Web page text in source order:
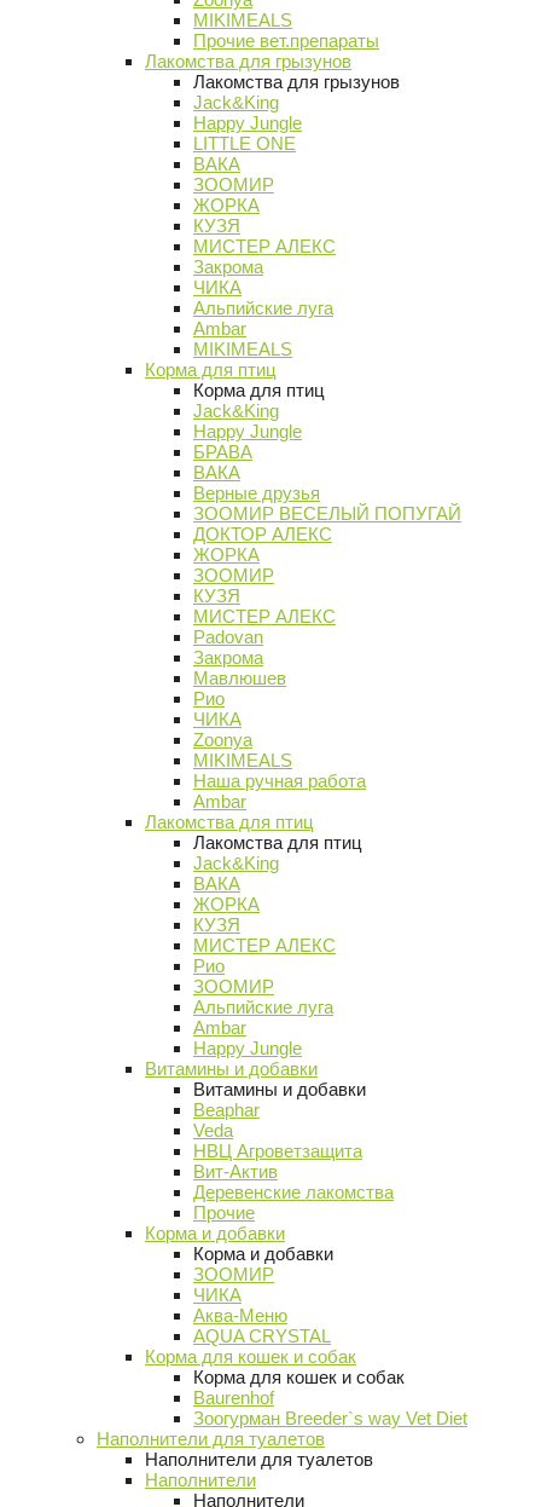
MIKIMEALS
Прочие вет.препараты
Лакомства для грызунов
Лакомства для грызунов
Jack&King
Happy Jungle
LITTLE ONE
ВАКА
ЗООМИР
ЖОРКА
КУЗЯ
МИСТЕР АЛЕКС
Закрома
ЧИКА
Альпийские луга
Ambar
MIKIMEALS
Корма для птиц
Корма для птиц
Jack&King
Happy Jungle
БРАВА
ВАКА
Верные друзья
ЗООМИР ВЕСЕЛЫЙ ПОПУГАЙ
ДОКТОР АЛЕКС
ЖОРКА
ЗООМИР
КУЗЯ
МИСТЕР АЛЕКС
Padovan
Закрома
Мавлюшев
Рио
ЧИКА
Zoonya
MIKIMEALS
Наша ручная работа
Ambar
Лакомства для птиц
Лакомства для птиц
Jack&King
ВАКА
ЖОРКА
КУЗЯ
МИСТЕР АЛЕКС
Рио
ЗООМИР
Альпийские луга
Ambar
Happy Jungle
Витамины и добавки
Витамины и добавки
Beaphar
Veda
НВЦ Агроветзащита
Вит-Актив
Деревенские лакомства
Прочие
Корма и добавки
Корма и добавки
ЗООМИР
ЧИКА
Аква-Меню
AQUA CRYSTAL
Корма для кошек и собак
Корма для кошек и собак
Baurenhof
Зоогурман Breeder`s way Vet Diet
Наполнители для туалетов
Наполнители для туалетов
Наполнители
Наполнители